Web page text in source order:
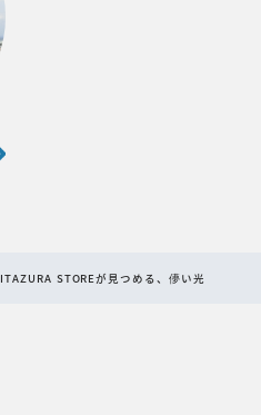
ITAZURA STOREが見つめる、儚い光